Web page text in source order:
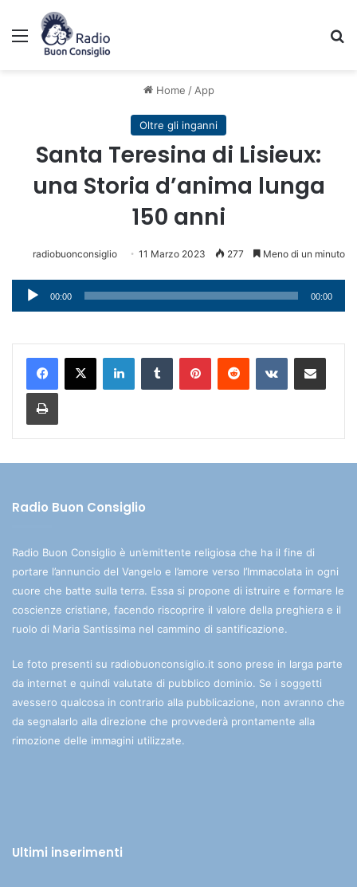
Menu
Home / App
Oltre gli inganni
Santa Teresina di Lisieux:
una Storia d’anima lunga
150 anni
radiobuonconsiglio 11 Marzo 2023 277 Meno di un minuto
Audio
Player
00:00 00:00
Radio Buon Consiglio
Radio Buon Consiglio è un’emittente religiosa che ha il fine di
portare l’annuncio del Vangelo e l’amore verso l’Immacolata in ogni
cuore che batte sulla terra. Essa si propone di istruire e formare le
coscienze cristiane, facendo riscoprire il valore della preghiera e il
ruolo di Maria Santissima nel cammino di santificazione.
Le foto presenti su radiobuonconsiglio.it sono prese in larga parte
da internet e quindi valutate di pubblico dominio. Se i soggetti
avessero qualcosa in contrario alla pubblicazione, non avranno che
da segnalarlo alla direzione che provvederà prontamente alla
rimozione delle immagini utilizzate.
Ultimi inserimenti